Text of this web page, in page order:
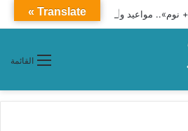
عربات «VIP Premium + نوم».. مواعيد وأسعار تذاكر قطار 1091 من أسوان إلى القاهرة
القائمة
Translate »